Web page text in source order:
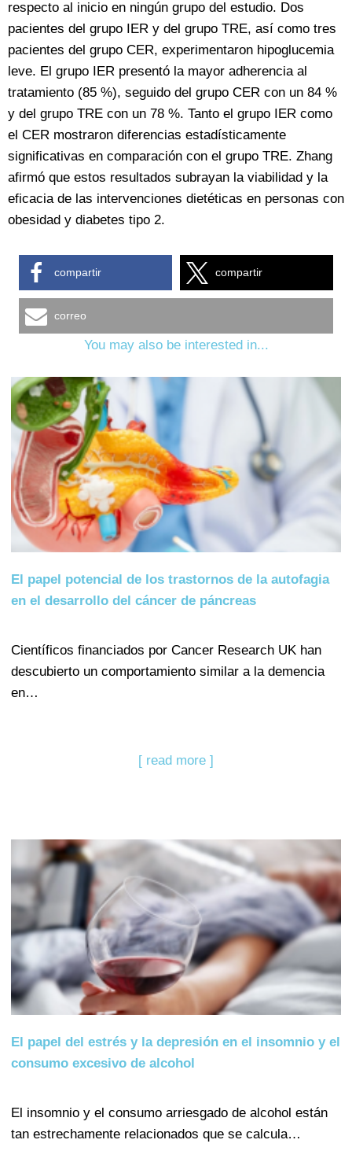
respecto al inicio en ningún grupo del estudio. Dos
pacientes del grupo IER y del grupo TRE, así como tres
pacientes del grupo CER, experimentaron hipoglucemia
leve. El grupo IER presentó la mayor adherencia al
tratamiento (85 %), seguido del grupo CER con un 84 %
y del grupo TRE con un 78 %. Tanto el grupo IER como
el CER mostraron diferencias estadísticamente
significativas en comparación con el grupo TRE. Zhang
afirmó que estos resultados subrayan la viabilidad y la
eficacia de las intervenciones dietéticas en personas con
obesidad y diabetes tipo 2.
compartir compartir
correo
You may also be interested in...
El papel potencial de los trastornos de la autofagia
en el desarrollo del cáncer de páncreas
Científicos financiados por Cancer Research UK han
descubierto un comportamiento similar a la demencia
en…
[ read more ]
El papel del estrés y la depresión en el insomnio y el
consumo excesivo de alcohol
El insomnio y el consumo arriesgado de alcohol están
tan estrechamente relacionados que se calcula…